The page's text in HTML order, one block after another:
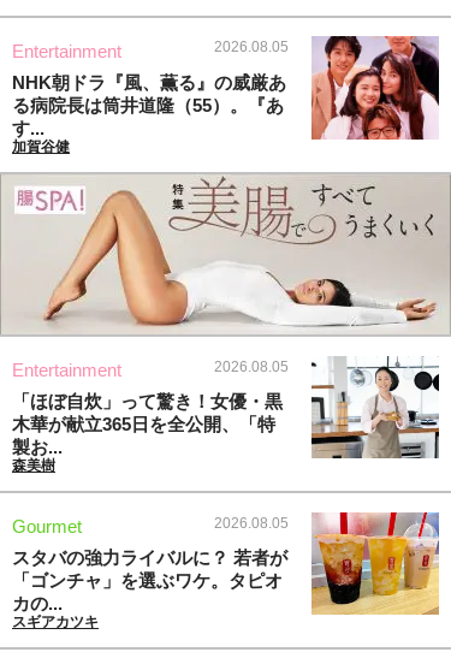
Entertainment 2026.08.05
NHK朝ドラ『風、薫る』の威厳あ
る病院長は筒井道隆（55）。『あ
す...
加賀谷健
Entertainment 2026.08.05
「ほぼ自炊」って驚き！女優・黒
木華が献立365日を全公開、「特
製お...
森美樹
Gourmet 2026.08.05
スタバの強力ライバルに？ 若者が
「ゴンチャ」を選ぶワケ。タピオ
カの...
スギアカツキ